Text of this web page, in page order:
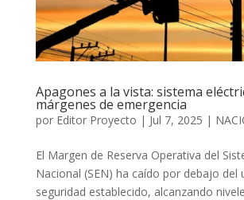
Apagones a la vista: sistema
márgenes de emergencia
por Editor Proyecto | Jul 7, 2025 |
El Margen de Reserva Operativa del
Nacional (SEN) ha caído por debajo del
seguridad establecido, alcanzando